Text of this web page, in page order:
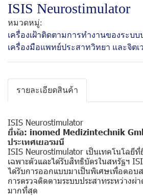
ISIS Neurostimulator
หมวดหมู่:
เครื่องเฝ้าติดตามการทำงานของระบ
เครื่องมือแพทย์ ประสาทวิทยา และจิตเ
รายละเอียดสินค้า
ISIS Neurostimulator
ยี่ห้อ: inomed Medizintechnik
ประเทศเยอรมนี
ISIS Neurostimulator เป็นเทคโนโล
เฉพาะตัวและได้รับสิทธิบัตรในสหรัฐฯ
ได้รับการออกแบบมาเป็นพิเศษเพื่อตอบ
การตรวจติดตามระบบประสาทระหว่างผ่
มากที่สุด